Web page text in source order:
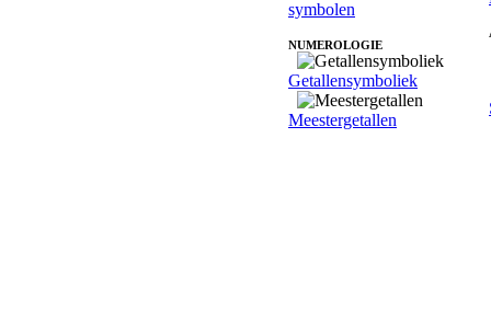
symbolen
NUMEROLOGIE
Getallensymboliek
Meestergetallen